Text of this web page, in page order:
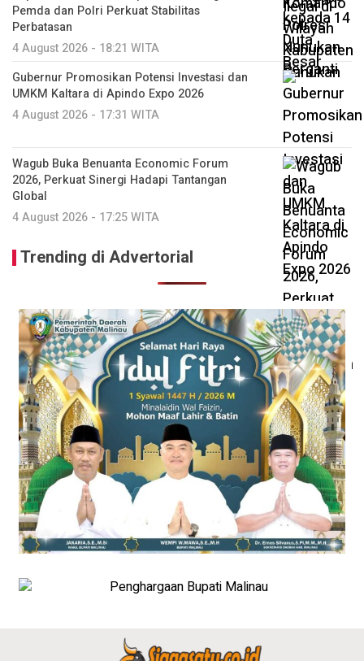
Pemda dan Polri Perkuat Stabilitas
Perbatasan
4 August 2026 - 18:21 WITA
Gubernur Promosikan Potensi Investasi dan
UMKM Kaltara di Apindo Expo 2026
4 August 2026 - 17:31 WITA
Wagub Buka Benuanta Economic Forum
2026, Perkuat Sinergi Hadapi Tantangan
Global
4 August 2026 - 17:25 WITA
Trending di Advertorial